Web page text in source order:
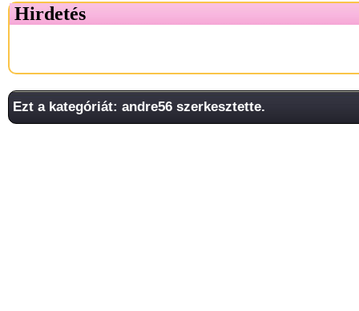
Hirdetés
Ezt a kategóriát: andre56 szerkesztette.